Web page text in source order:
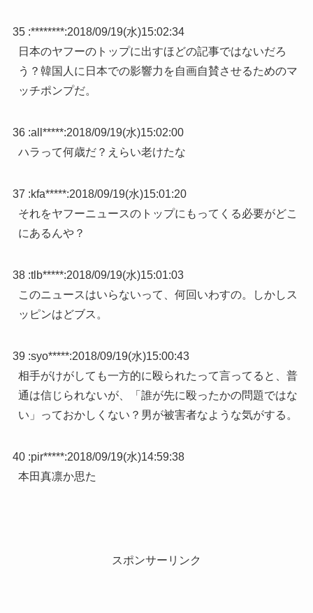
35 :********:2018/09/19(水)15:02:34
日本のヤフーのトップに出すほどの記事ではないだろ
う？韓国人に日本での影響力を自画自賛させるためのマ
ッチポンプだ。
36 :all*****:2018/09/19(水)15:02:00
ハラって何歳だ？えらい老けたな
37 :kfa*****:2018/09/19(水)15:01:20
それをヤフーニュースのトップにもってくる必要がどこ
にあるんや？
38 :tlb*****:2018/09/19(水)15:01:03
このニュースはいらないって、何回いわすの。しかしス
ッピンはどブス。
39 :syo*****:2018/09/19(水)15:00:43
相手がけがしても一方的に殴られたって言ってると、普
通は信じられないが、「誰が先に殴ったかの問題ではな
い」っておかしくない？男が被害者なような気がする。
40 :pir*****:2018/09/19(水)14:59:38
本田真凛か思た
スポンサーリンク